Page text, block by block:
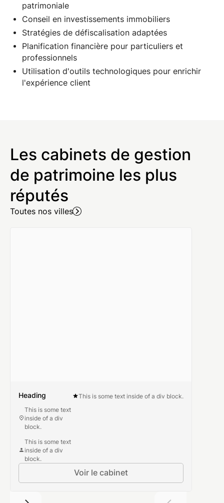
patrimoniale
Conseil en investissements immobiliers
Stratégies de défiscalisation adaptées
Planification financière pour particuliers et
professionnels
Utilisation d'outils technologiques pour enrichir
l'expérience client
Les cabinets de gestion
de patrimoine les plus
réputés
Toutes nos villes
Heading
This is some text
inside of a div
block.
This is some text
inside of a div
block.
This is some text inside of a div block.
Voir le cabinet